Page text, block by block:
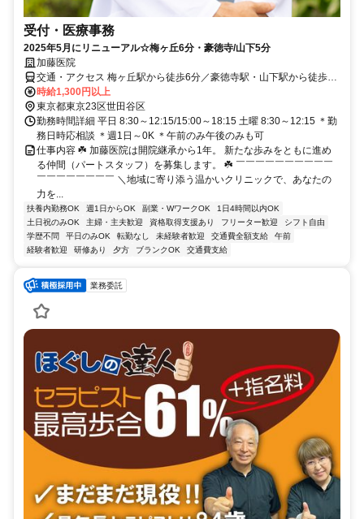
受付・医療事務
2025年5月にリニューアル☆梅ヶ丘6分・豪徳寺/山下5分
加藤医院
交通・アクセス 梅ヶ丘駅から徒歩6分／豪徳寺駅・山下駅から徒歩5
分
時給1,300円以上
東京都東京23区世田谷区
勤務時間詳細 平日 8:30～12:15/15:00～18:15 土曜 8:30～12:15 ＊勤
務日時応相談 ＊週1日～0K ＊午前のみ午後のみも可
仕事内容 ☘️ 加藤医院は開院継承から1年。 新たな歩みをともに進め
る仲間（パートスタッフ）を募集します。 ☘️ ￣￣￣￣￣￣￣￣￣￣
￣￣￣￣￣￣￣￣ ＼地域に寄り添う温かいクリニックで、あなたの
力を...
扶養内勤務OK 週1日からOK 副業・WワークOK
1日4時間以内OK
土日祝のみOK
主婦・主夫歓迎 資格取得支援あり フリーター歓迎
シフト自由
学歴不問
平日のみOK 転勤なし 未経験者歓迎 交通費全額支給
午前
経験者歓迎
研修あり 夕方 ブランクOK 交通費支給
業務委託